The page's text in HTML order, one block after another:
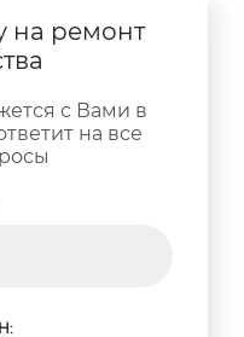
на ремонт
с Вами в
на все